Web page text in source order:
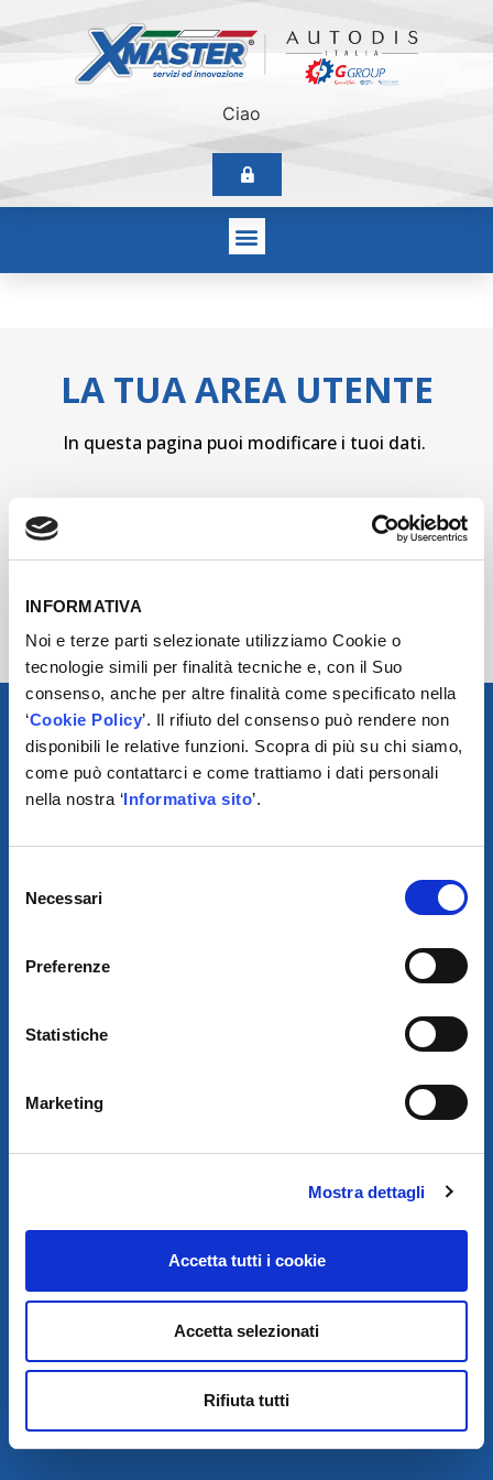
INFORMATIVA
Noi e terze parti selezionate utilizziamo Cookie o
tecnologie simili per finalità tecniche e, con il Suo
consenso, anche per altre finalità come specificato nella
‘Cookie Policy’. Il rifiuto del consenso può rendere non
disponibili le relative funzioni. Scopra di più su chi siamo,
come può contattarci e come trattiamo i dati personali
nella nostra ‘Informativa sito’.
delNecessari
Preferenze
Statistiche
Marketing
Mostra dettagli
Accetta tutti i cookie
Accetta selezionati
Rifiuta tutti
Ciao
LA TUA AREA UTENTE
In questa pagina puoi modificare i tuoi dati.
NON SEI AUTORIZZATO AD ACCEDERE A QUESTA
SCARICA IL PROGRAMMA
È UN MARCHIO DI AUTODIS ITALIA HOLDING
SEDE LEG. VIA M. DE CERVANTES SAAVEDRA, 55/27, 80133
SEDE OP. PROF. FILIPPO MANNA, 23 80013 – CASALNUOVO DI
TEL. 081 5228490 – P.IVA E COD. FISC. : 04588881211